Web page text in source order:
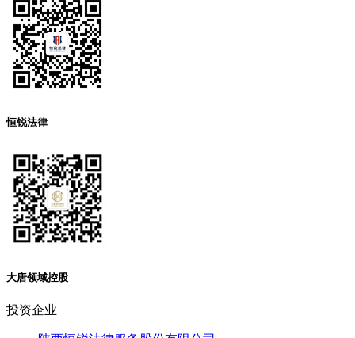
恒锐法律
大唐领域控股
投资企业